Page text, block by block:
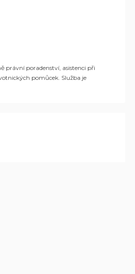
právní poradenství, asistenci při
pomůcek. Služba je